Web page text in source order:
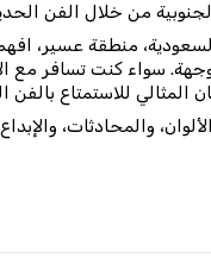
من خلال الفن
منطقة عسير،
سواء كنت تسافر مع
للاستمتاع
والمحادثات،